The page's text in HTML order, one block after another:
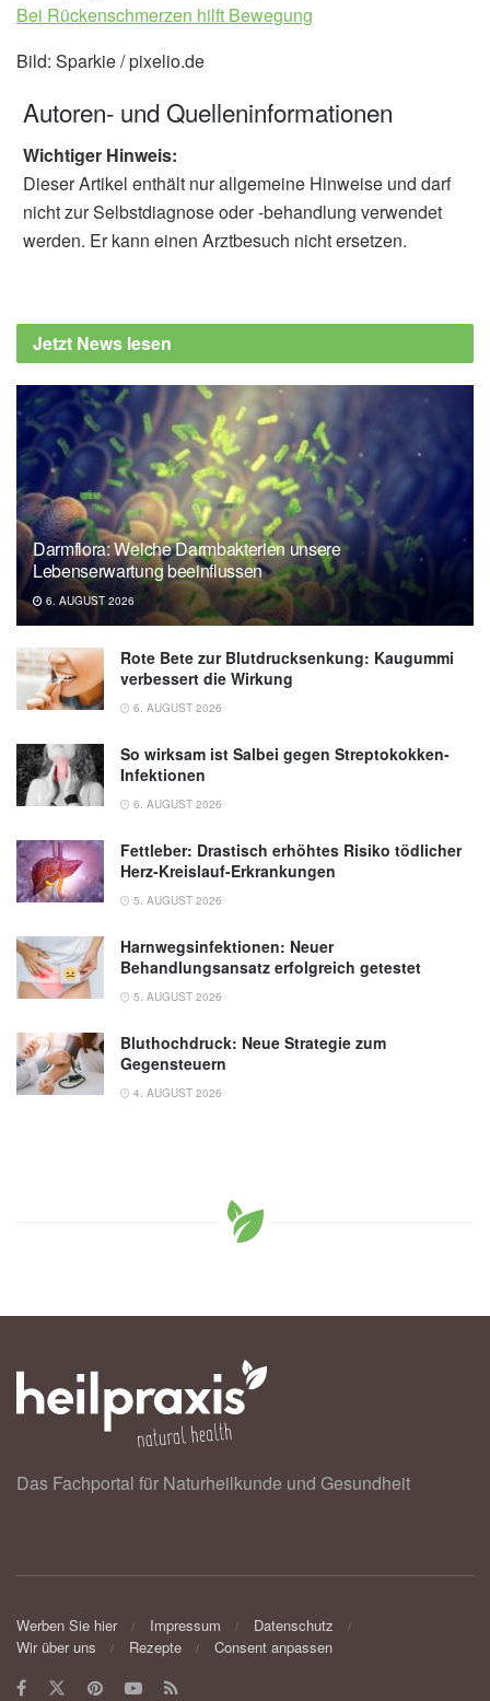
Bei Rückenschmerzen hilft Bewegung
Bild: Sparkie / pixelio.de
Autoren- und Quelleninformationen
Wichtiger Hinweis:
Dieser Artikel enthält nur allgemeine Hinweise und darf
nicht zur Selbstdiagnose oder -behandlung verwendet
werden. Er kann einen Arztbesuch nicht ersetzen.
Jetzt News lesen
Darmflora: Welche Darmbakterien unsere
Lebenserwartung beeinflussen
6. AUGUST 2026
Rote Bete zur Blutdrucksenkung: Kaugummi
verbessert die Wirkung
6. AUGUST 2026
So wirksam ist Salbei gegen Streptokokken-
Infektionen
6. AUGUST 2026
Fettleber: Drastisch erhöhtes Risiko tödlicher
Herz-Kreislauf-Erkrankungen
5. AUGUST 2026
Harnwegsinfektionen: Neuer
Behandlungsansatz erfolgreich getestet
5. AUGUST 2026
Bluthochdruck: Neue Strategie zum
Gegensteuern
4. AUGUST 2026
Das Fachportal für Naturheilkunde und Gesundheit
Werben Sie hier Impressum
Datenschutz
Wir über uns
Rezepte Consent anpassen